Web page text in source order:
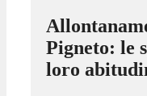
Pigneto: le
loro